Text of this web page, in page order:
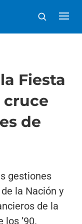
Fiesta
cruce
de
gestiones
la Nación y
de la
’90.